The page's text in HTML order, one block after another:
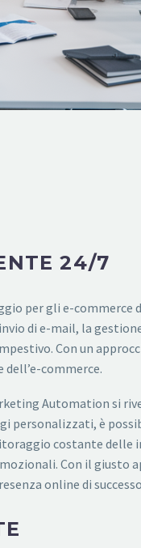
24/7
per gli e-commerce
di e-mail, la
Con un
commerce.
Automation si
è
costante delle
Con il giusto
online di